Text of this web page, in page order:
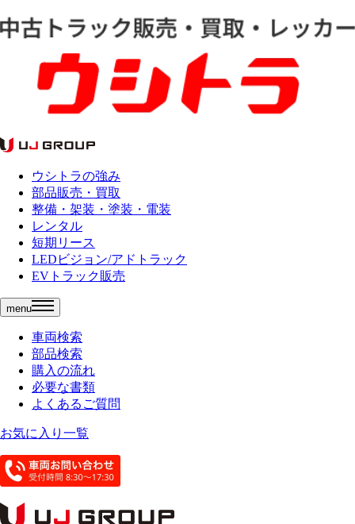
ウシトラの強み
部品販売・買取
整備・架装・塗装・電装
レンタル
短期リース
LEDビジョン/アドトラック
EVトラック販売
menu
車両検索
部品検索
購入の流れ
必要な書類
よくあるご質問
お気に入り一覧